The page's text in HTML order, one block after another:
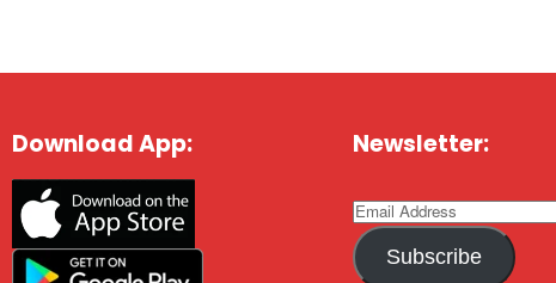
Download App: Newsletter:
Subscribe